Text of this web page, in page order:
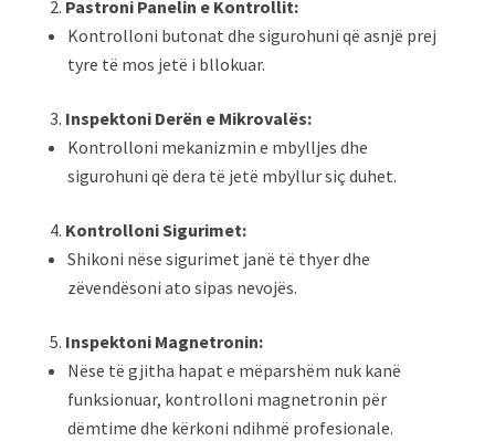
Pastroni Panelin e Kontrollit:
Kontrolloni butonat dhe sigurohuni që asnjë prej
tyre të mos jetë i bllokuar.
Inspektoni Derën e Mikrovalës:
Kontrolloni mekanizmin e mbylljes dhe
sigurohuni që dera të jetë mbyllur siç duhet.
Kontrolloni Sigurimet:
Shikoni nëse sigurimet janë të thyer dhe
zëvendësoni ato sipas nevojës.
Inspektoni Magnetronin:
Nëse të gjitha hapat e mëparshëm nuk kanë
funksionuar, kontrolloni magnetronin për
dëmtime dhe kërkoni ndihmë profesionale.